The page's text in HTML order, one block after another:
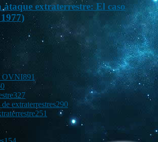
extraterrestre: El caso
OVNI891
327
extraterrestres290
251